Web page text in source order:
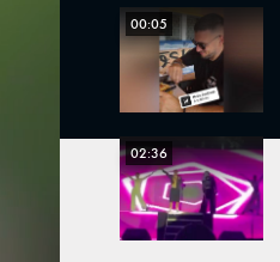
00:05
02:36